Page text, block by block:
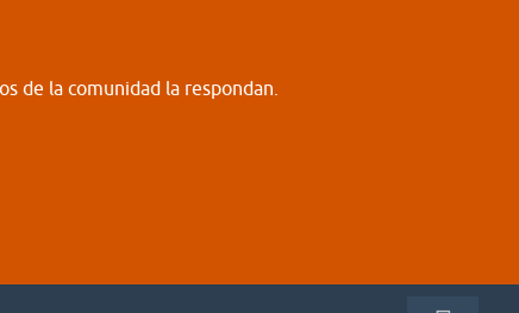
de la comunidad la respondan.